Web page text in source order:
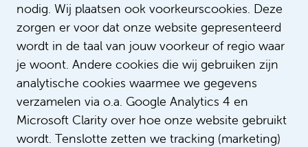
nodig. Wij plaatsen ook voorkeurscookies. Deze
zorgen er voor dat onze website gepresenteerd
wordt in de taal van jouw voorkeur of regio waar
je woont. Andere cookies die wij gebruiken zijn
analytische cookies waarmee we gegevens
verzamelen via o.a. Google Analytics 4 en
Microsoft Clarity over hoe onze website gebruikt
wordt. Tenslotte zetten we tracking (marketing)